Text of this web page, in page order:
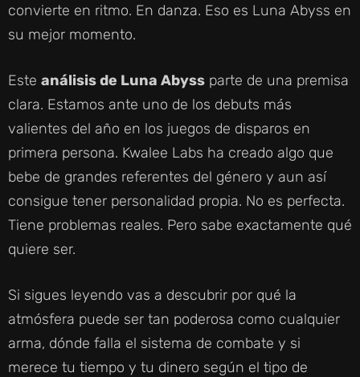
convierte en ritmo. En danza. Eso es Luna Abyss en
su mejor momento.
Este análisis de Luna Abyss parte de una premisa
clara. Estamos ante uno de los debuts más
valientes del año en los juegos de disparos en
primera persona. Kwalee Labs ha creado algo que
bebe de grandes referentes del género y aun así
consigue tener personalidad propia. No es perfecta.
Tiene problemas reales. Pero sabe exactamente qué
quiere ser.
Si sigues leyendo vas a descubrir por qué la
atmósfera puede ser tan poderosa como cualquier
arma, dónde falla el sistema de combate y si
merece tu tiempo y tu dinero según el tipo de